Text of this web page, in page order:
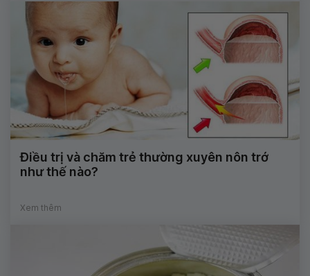
Điều trị và chăm trẻ thường xuyên nôn trớ
như thế nào?
Xem thêm